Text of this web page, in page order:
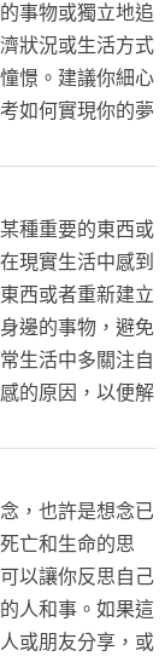
事物或獨立地追
狀況或生活方式
憬。建議你細心
如何實現你的夢
種重要的東西或
現實生活中感到
西或者重新建立
邊的事物，避免
生活中多關注自
的原因，以便解
，也許是想念已
亡和生命的思
以讓你反思自己
人和事。如果這
或朋友分享，或